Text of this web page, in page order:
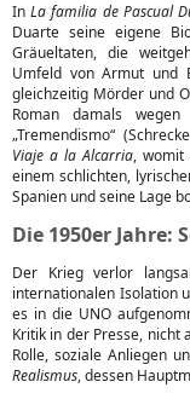
InLa familia de Pascual
Duarte seine eigene
Gräueltaten, die
Umfeld von Armut und
gleichzeitig Mörder und
Roman damals
„Tremendismo“
Viaje a la Alcarria, womit
einem schlichten,
Spanien und seine Lage
Die 1950er Jahre:
Der Krieg verlor
internationalen Isolation
es in die UNO
Kritik in der Presse, nicht
Rolle, soziale Anliegen
Realismus, dessen